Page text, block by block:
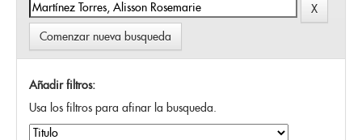
Comenzar nueva busqueda
Añadir filtros:
Usa los filtros para afinar la busqueda.